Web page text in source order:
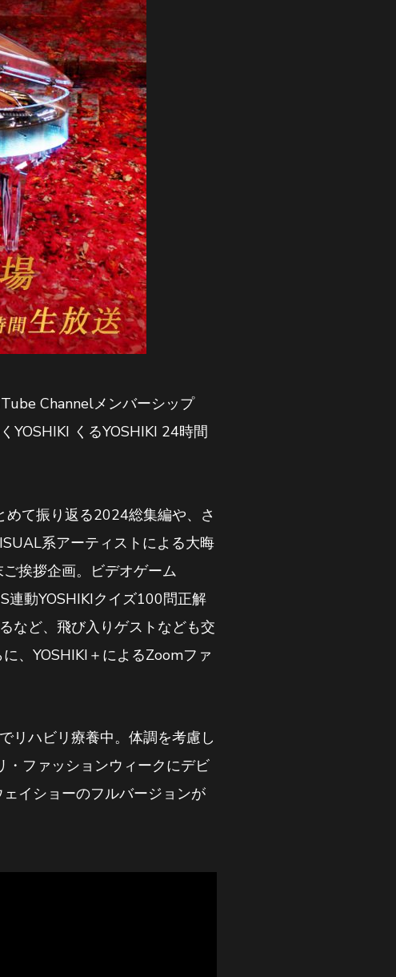
Channelメンバーシップ
YOSHIKI くるYOSHIKI 24時間
て振り返る2024総集編や、さ
系アーティストによる大晦
挨拶企画。ビデオゲーム
連動YOSHIKIクイズ100問正解
など、飛び入りゲストなども交
、YOSHIKI＋によるZoomファ
リハビリ療養中。体調を考慮し
・ファッションウィークにデビ
イショーのフルバージョンが